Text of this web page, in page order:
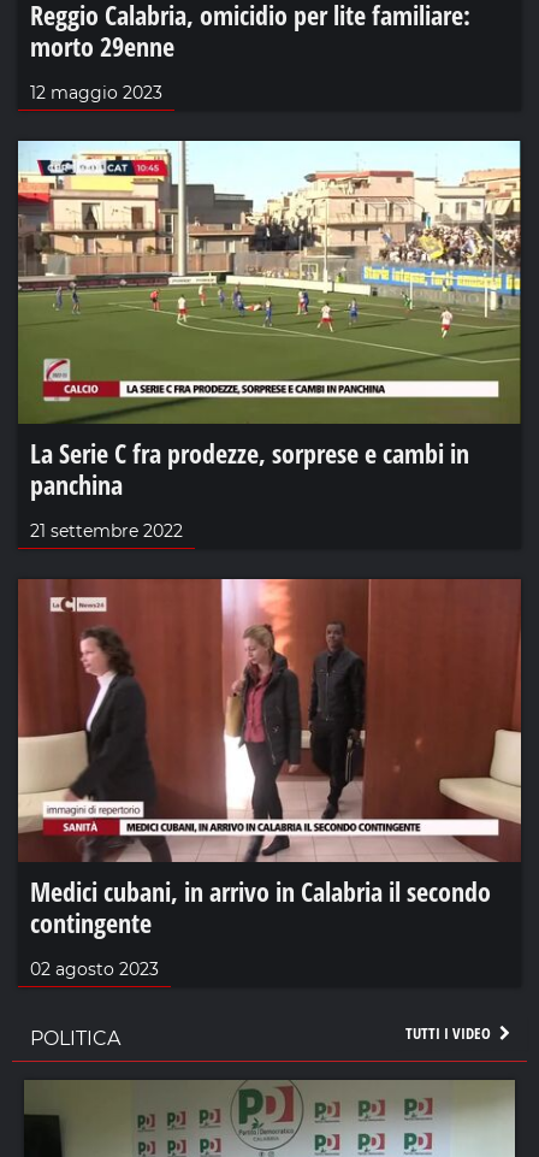
Reggio Calabria, omicidio per lite familiare:
morto 29enne
12 maggio 2023
La Serie C fra prodezze, sorprese e cambi in
panchina
21 settembre 2022
Medici cubani, in arrivo in Calabria il secondo
contingente
02 agosto 2023
TUTTI I VIDEO
POLITICA